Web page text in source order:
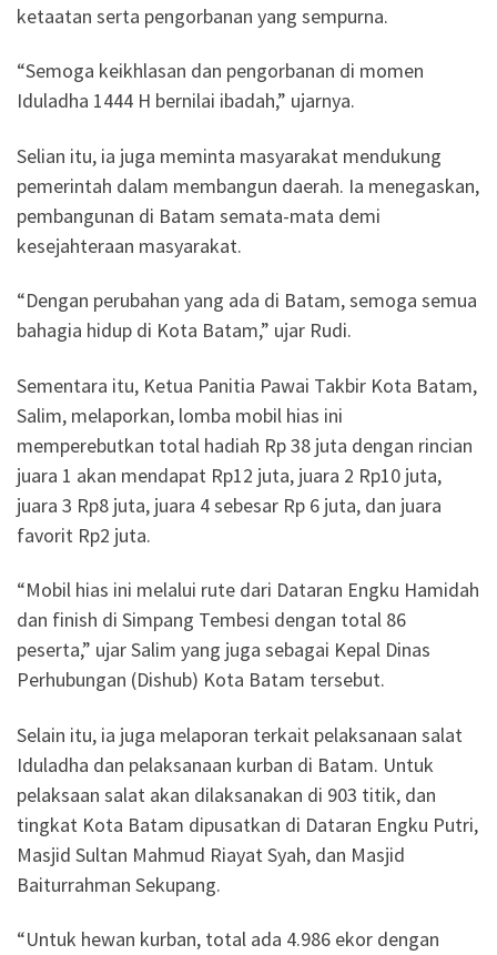
ketaatan serta pengorbanan yang sempurna.
“Semoga keikhlasan dan pengorbanan di momen
Iduladha 1444 H bernilai ibadah,” ujarnya.
Selian itu, ia juga meminta masyarakat mendukung
pemerintah dalam membangun daerah. Ia menegaskan,
pembangunan di Batam semata-mata demi
kesejahteraan masyarakat.
“Dengan perubahan yang ada di Batam, semoga semua
bahagia hidup di Kota Batam,” ujar Rudi.
Sementara itu, Ketua Panitia Pawai Takbir Kota Batam,
Salim, melaporkan, lomba mobil hias ini
memperebutkan total hadiah Rp 38 juta dengan rincian
juara 1 akan mendapat Rp12 juta, juara 2 Rp10 juta,
juara 3 Rp8 juta, juara 4 sebesar Rp 6 juta, dan juara
favorit Rp2 juta.
“Mobil hias ini melalui rute dari Dataran Engku Hamidah
dan finish di Simpang Tembesi dengan total 86
peserta,” ujar Salim yang juga sebagai Kepal Dinas
Perhubungan (Dishub) Kota Batam tersebut.
Selain itu, ia juga melaporan terkait pelaksanaan salat
Iduladha dan pelaksanaan kurban di Batam. Untuk
pelaksaan salat akan dilaksanakan di 903 titik, dan
tingkat Kota Batam dipusatkan di Dataran Engku Putri,
Masjid Sultan Mahmud Riayat Syah, dan Masjid
Baiturrahman Sekupang.
“Untuk hewan kurban, total ada 4.986 ekor dengan